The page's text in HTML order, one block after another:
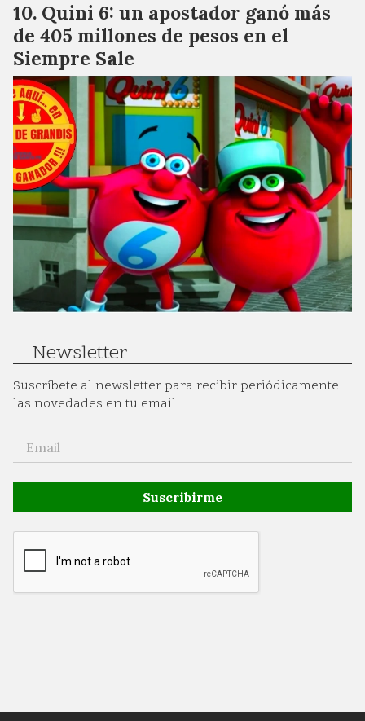
Quini 6: un apostador ganó más
de 405 millones de pesos en el
Siempre Sale
Newsletter
Suscríbete al newsletter para recibir periódicamente
las novedades en tu email
Suscribirme